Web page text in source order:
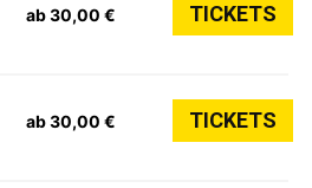
ab 30,00 € TICKETS
ab 30,00 € TICKETS